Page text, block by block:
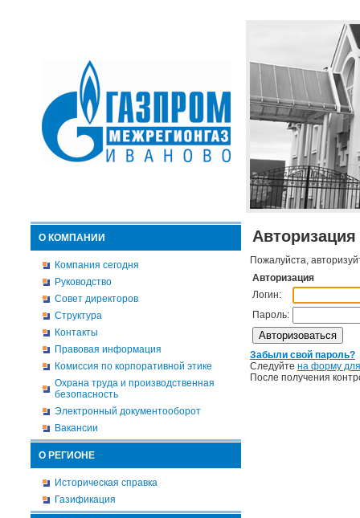
О КОМПАНИИ
Компания сегодня
Руководство
Совет директоров
Структура
Контакты
Правовая информация
Комиссия по корпоративной этике
Охрана труда и производственная
безопасность
Электронный документооборот
Вакансии
О РЕГИОНЕ
Историческая справка
Газификация
Авторизация
Пожалуйста,
Авторизация
Логин:
Пароль:
Забыли свой пароль?
Следуйте на форму
После получения